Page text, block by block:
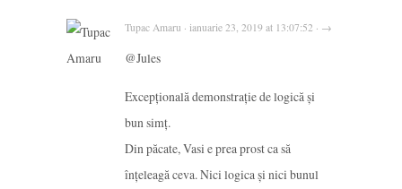
Tupac Amaru · ianuarie 23, 2019 at 13:07:52 · →
@Jules
Excepțională demonstrație de logică și
bun simț.
Din păcate, Vasi e prea prost ca să
înțeleagă ceva. Nici logica și nici bunul